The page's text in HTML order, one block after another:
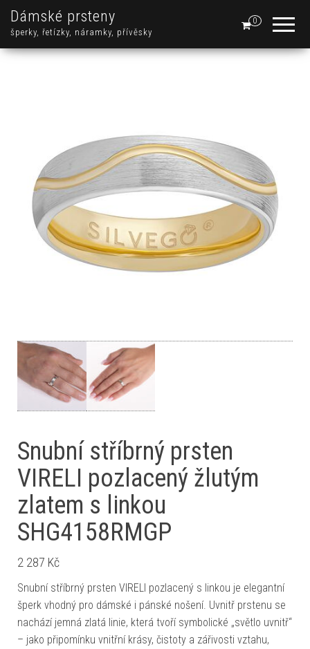
Dámské prsteny
šperky, řetízky, náramky, přívěsky
0
Snubní stříbrný prsten
VIRELI pozlacený žlutým
zlatem s linkou
SHG4158RMGP
2 287 Kč
Snubní stříbrný prsten VIRELI pozlacený s linkou je elegantní
šperk vhodný pro dámské i pánské nošení. Uvnitř prstenu se
nachází jemná zlatá linie, která tvoří symbolické „světlo uvnitř“
– jako připomínku vnitřní krásy, čistoty a zářivosti vztahu,